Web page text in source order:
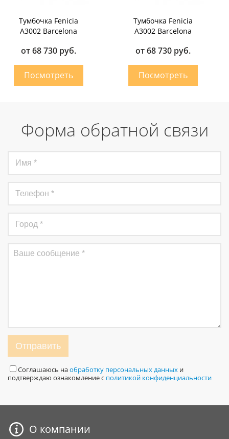
Тумбочка Fenicia
A3002 Barcelona
от 68 730 руб.
Тумбочка Fenicia
A3002 Barcelona
от 68 730 руб.
Форма обратной связи
Отправить
Соглашаюсь наобработку персональных данных и
подтверждаю ознакомление с политикой конфиденциальности
О компании